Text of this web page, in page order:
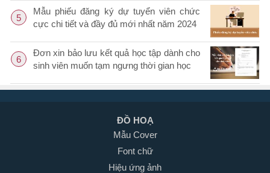
5
Mẫu phiếu đăng ký dự tuyển viên chức
cực chi tiết và đầy đủ mới nhất năm 2024
6
Đơn xin bảo lưu kết quả học tập dành cho
sinh viên muốn tạm ngưng thời gian học
ĐỒ HOẠ
Mẫu Cover
Font chữ
Hiệu ứng ảnh